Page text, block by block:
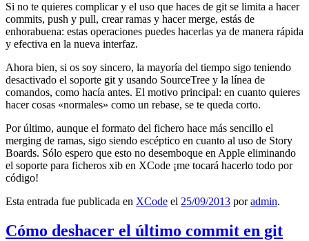
Si no te quieres complicar y el uso que haces de git se limita a hacer
commits, push y pull, crear ramas y hacer merge, estás de
enhorabuena: estas operaciones puedes hacerlas ya de manera rápida
y efectiva en la nueva interfaz.
Ahora bien, si os soy sincero, la mayoría del tiempo sigo teniendo
desactivado el soporte git y usando SourceTree y la línea de
comandos, como hacía antes. El motivo principal: en cuanto quieres
hacer cosas «normales» como un rebase, se te queda corto.
Por último, aunque el formato del fichero hace más sencillo el
merging de ramas, sigo siendo escéptico en cuanto al uso de Story
Boards. Sólo espero que esto no desemboque en Apple eliminando
el soporte para ficheros xib en XCode ¡me tocará hacerlo todo por
código!
Esta entrada fue publicada en XCode el 25/09/2013 poradmin.
Cómo deshacer el último commit en git